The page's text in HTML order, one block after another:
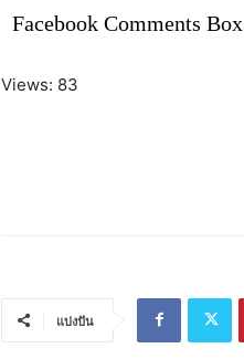
Facebook Comments Box
Views: 83
แบ่งปัน